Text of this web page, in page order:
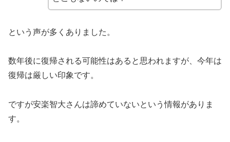
という声が多くありました。
数年後に復帰される可能性はあると思われますが、今年は
復帰は厳しい印象です。
ですが安楽智大さんは諦めていないという情報がありま
す。